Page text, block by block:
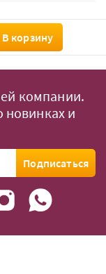
В корзину
компании.
новинках и
Подписаться